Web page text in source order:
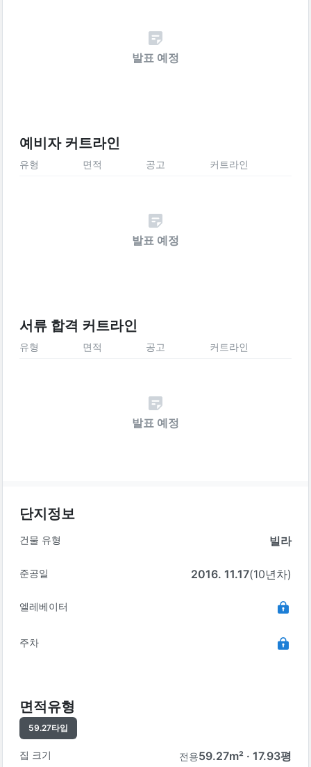
발표 예정
예비자 커트라인
유형 면적 공고 커트라인
발표 예정
서류 합격 커트라인
유형 면적 공고 커트라인
발표 예정
단지정보
건물 유형 빌라
준공일 2016. 11.17(10년차)
엘레베이터
주차
면적유형
59.27타입
집 크기 전용59.27m² · 17.93평